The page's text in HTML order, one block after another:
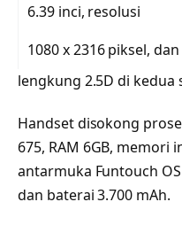
6.39 inci, resolusi
1080 x 2316 piksel,
lengkung 2.5D di kedua
Handset disokong
675, RAM 6GB, memori
antarmuka Funtouch
dan baterai 3.700 mAh.